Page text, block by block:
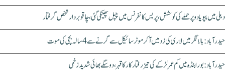
دہلی میں پپو یادو پر حملے کی کوشش، پریس کانفرنس میں چپل پھینکی گئی، چاقو بردار شخص گرفتار
حیدرآباد: بالا نگر میں لاری کی زد میں آکر موٹرسائیکل سے گرنے سے 4 سالہ بچی کی موت
حیدرآباد: بورابنڈہ میں کم عمر لڑکے کی تیز رفتار کار کا قہر، دو سگے بھائی شدید زخمی